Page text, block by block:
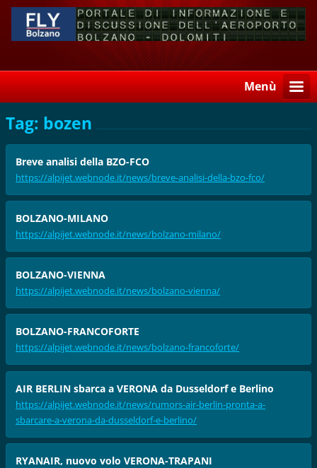
Menù
Tag: bozen
Breve analisi della BZO-FCO
https://alpijet.webnode.it/news/breve-analisi-della-bzo-fco/
BOLZANO-MILANO
https://alpijet.webnode.it/news/bolzano-milano/
BOLZANO-VIENNA
https://alpijet.webnode.it/news/bolzano-vienna/
BOLZANO-FRANCOFORTE
https://alpijet.webnode.it/news/bolzano-francoforte/
AIR BERLIN sbarca a VERONA da Dusseldorf e Berlino
https://alpijet.webnode.it/news/rumors-air-berlin-pronta-a-
sbarcare-a-verona-da-dusseldorf-e-berlino/
RYANAIR, nuovo volo VERONA-TRAPANI